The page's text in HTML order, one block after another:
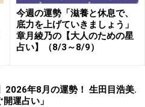
がちなことにも思い切って
運勢は？
今週の運勢「滋養と休息で、
底力を上げていきましょう」
章月綾乃の【大人のための星
占い】（8/3～8/9）
2026年8月の運勢！ 生田目浩美.
運占い」